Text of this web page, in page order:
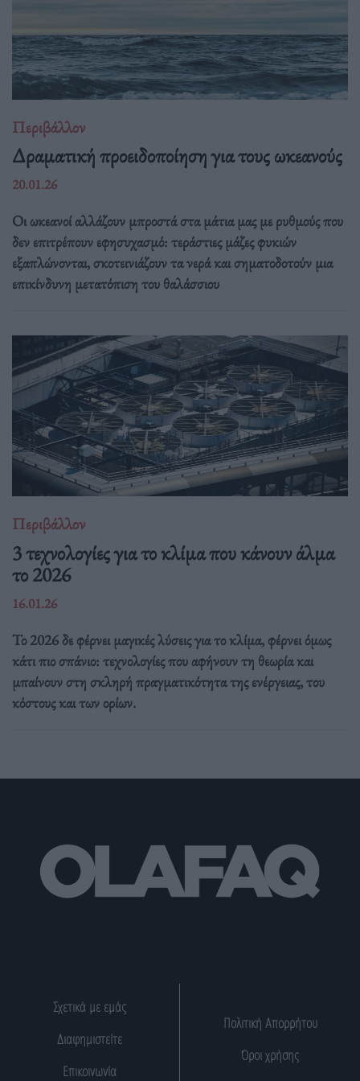
Περιβάλλον
Δραματική προειδοποίηση για τους ωκεανούς
20.01.26
Οι ωκεανοί αλλάζουν μπροστά στα μάτια μας με ρυθμούς που
δεν επιτρέπουν εφησυχασμό: τεράστιες μάζες φυκιών
εξαπλώνονται, σκοτεινιάζουν τα νερά και σηματοδοτούν μια
επικίνδυνη μετατόπιση του θαλάσσιου
Περιβάλλον
3 τεχνολογίες για το κλίμα που κάνουν άλμα
το 2026
16.01.26
Το 2026 δε φέρνει μαγικές λύσεις για το κλίμα, φέρνει όμως
κάτι πιο σπάνιο: τεχνολογίες που αφήνουν τη θεωρία και
μπαίνουν στη σκληρή πραγματικότητα της ενέργειας, του
κόστους και των ορίων.
Σχετικά με εμάς
Διαφημιστείτε
Επικοινωνία
Πολιτική Απορρήτου
Όροι χρήσης